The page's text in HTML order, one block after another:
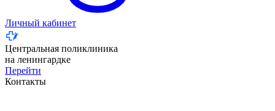
Личный кабинет
Центральная поликлиника
на ленингардке
Перейти
Контакты